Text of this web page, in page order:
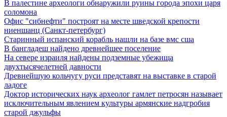
В палестине археологи обнаружили руины города эпохи царя
соломона
Офис "сибнефти" построят на месте шведской крепости
ниеншанц (Санкт-петербург)
Старинный испанский корабль нашли на базе вмс сша
В бангладеш найдено древнейшее поселение
На севере израиля найдены подземные убежища
двухтысячелетней давности
Древнейшую кольчугу руси представят на выставке в старой
ладоге
Доктор исторических наук археолог гамлет петросян называет
исключительным явлением культуры армянские надгробия
старой джульфы